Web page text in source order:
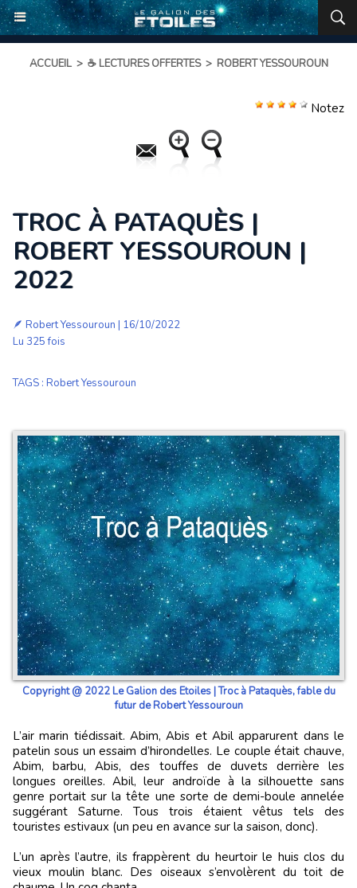
ACCUEIL > ☕ LECTURES OFFERTES > ROBERT YESSOUROUN
Notez
TROC À PATAQUÈS |
ROBERT YESSOUROUN |
2022
🪶 Robert Yessouroun | 16/10/2022
Lu 325 fois
TAGS : Robert Yessouroun
Copyright @ 2022 Le Galion des Etoiles | Troc à Pataquès, fable du
futur de Robert Yessouroun
L’air marin tiédissait. Abim, Abis et Abil apparurent dans le
patelin sous un essaim d’hirondelles. Le couple était chauve,
Abim, barbu, Abis, des touffes de duvets derrière les
longues oreilles. Abil, leur androïde à la silhouette sans
genre portait sur la tête une sorte de demi-boule annelée
suggérant Saturne. Tous trois étaient vêtus tels des
touristes estivaux (un peu en avance sur la saison, donc).
L’un après l’autre, ils frappèrent du heurtoir le huis clos du
vieux moulin blanc. Des oiseaux s’envolèrent du toit de